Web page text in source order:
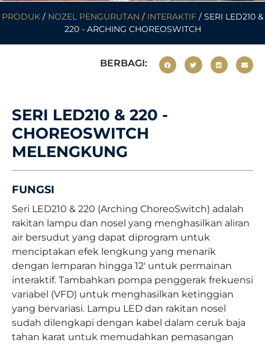
PRODUK / NOZEL PENGURUTAN / INTERAKTIF / SERI LED210 &
220 - ARCHING CHOREOSWITCH
BERBAGI:
SERI LED210 & 220 -
CHOREOSWITCH
MELENGKUNG
FUNGSI
Seri LED210 & 220 (Arching ChoreoSwitch) adalah
rakitan lampu dan nosel yang menghasilkan aliran
air bersudut yang dapat diprogram untuk
menciptakan efek lengkung yang menarik
dengan lemparan hingga 12′ untuk permainan
interaktif. Tambahkan pompa penggerak frekuensi
variabel (VFD) untuk menghasilkan ketinggian
yang bervariasi. Lampu LED dan rakitan nosel
sudah dilengkapi dengan kabel dalam ceruk baja
tahan karat untuk memudahkan pemasangan